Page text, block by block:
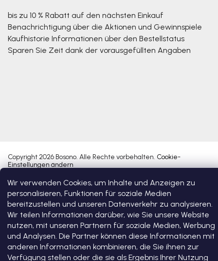
Wir verwenden Cookies, um Inhalte und Anzeigen zu
personalisieren, Funktionen für soziale Medien
bereitzustellen und unseren Datenverkehr zu analysieren.
Wir teilen Informationen darüber, wie Sie unsere Website
nutzen, mit unseren Partnern für soziale Medien, Werbung
und Analysen. Die Partner können diese Informationen mit
anderen Informationen kombinieren, die Sie ihnen zur
Verfügung stellen oder die sie als Ergebnis Ihrer Nutzung
bis zu 10 % Rabatt auf den nächsten Einkauf
Benachrichtigung über die Aktionen und Gewinnspiele
Kaufhistorie Informationen über den Bestellstatus
Sparen Sie Zeit dank der vorausgefüllten Angaben
Erstellt von Shoptet Premium
Copyright 2026 Bosono. Alle Rechte vorbehalten. Cookie-
Einstellungen ändern